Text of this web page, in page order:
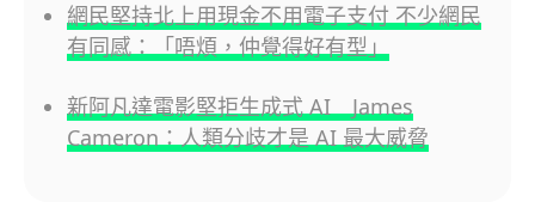
網民堅持北上用現金不用電子支付 不少網民
有同感：「唔煩，仲覺得好有型」
新阿凡達電影堅拒生成式 AI James
Cameron：人類分歧才是 AI 最大威脅